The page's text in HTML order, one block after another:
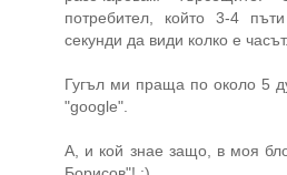
потребител, който 3-4
секунди да види колко е часът.
Гугъл ми праща по около 5
"google".
А, и кой знае защо, в моя